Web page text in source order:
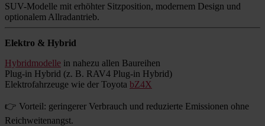
SUV-Modelle mit erhöhter Sitzposition, modernem Design und
optionalem Allradantrieb.
Elektro & Hybrid
Hybridmodelle in nahezu allen Baureihen
Plug-in Hybrid (z. B. RAV4 Plug-in Hybrid)
Elektrofahrzeuge wie der Toyota bZ4X
👉 Vorteil: geringerer Verbrauch und reduzierte Emissionen ohne
Reichweitenangst.